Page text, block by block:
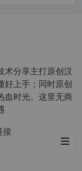
详解：
术分享主打原创汉
好上手；同时原创
血时光。这里无商
接